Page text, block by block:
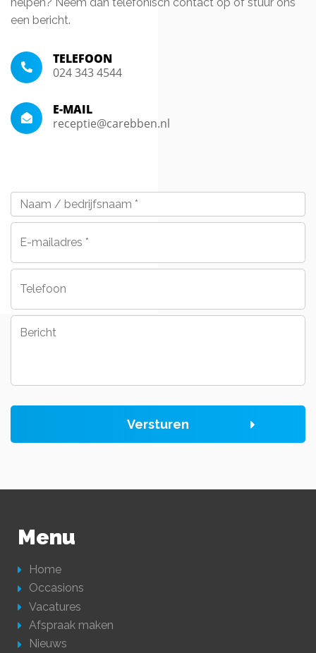
helpen? Neem dan telefonisch contact op of stuur ons
een bericht.
TELEFOON
024 343 4544
E-MAIL
receptie@carebben.nl
Naam
/
bedrijfsnaam *
mailadres *
Versturen
Menu
Home
Occasions
Vacatures
Afspraak maken
Nieuws